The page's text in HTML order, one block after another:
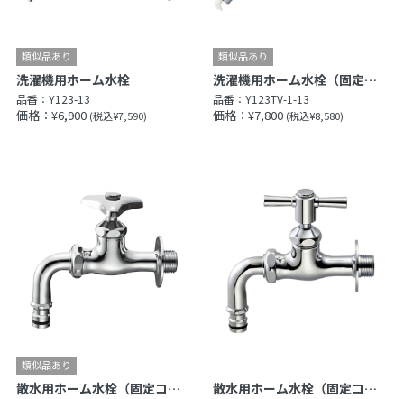
洗濯機用ホーム水栓
品番： Y123-13
価格：¥6,900 (税込¥7,590)
洗濯機用ホーム水栓（固定コマ仕様）
品番：Y123TV-1-13
価格：¥7,800 (税込¥8,580)
散水用ホーム水栓（固定コマ仕様） 散水用ホーム水栓（固定コマ仕様）